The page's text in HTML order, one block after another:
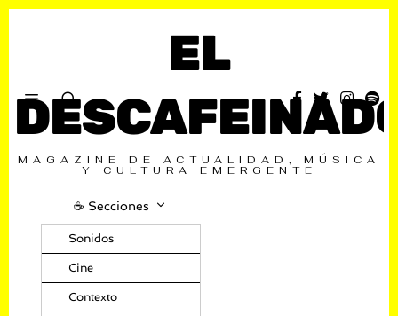
EL
MAGAZINE DE ACTUALIDAD, MÚSICA
Y CULTURA EMERGENTE
☕️ Secciones
Sonidos
Cine
Contexto